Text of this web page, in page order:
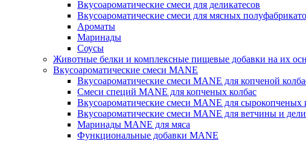
Вкусоароматические смеси для деликатесов
Вкусоароматические смеси для мясных
Ароматы
Маринады
Соусы
Животные белки и комплексные пищевые добавки на их
Вкусоароматические смеси MANE
Вкусоароматические смеси MANE для копченой
Смеси специй MANE для копченых колбас
Вкусоароматические смеси MANE для
Вкусоароматические смеси MANE для ветчины и
Маринады MANE для мяса
Функциональные добавки MANE